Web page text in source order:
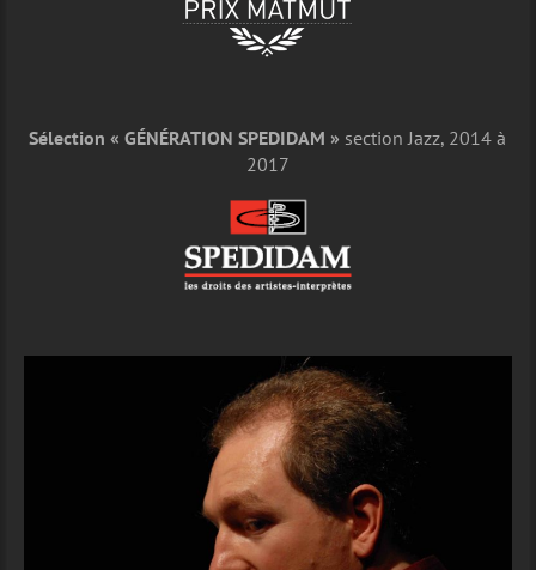
Sélection « GÉNÉRATION SPEDIDAM » section Jazz, 2014 à
2017